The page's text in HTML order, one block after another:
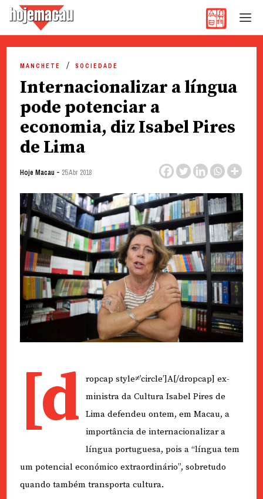
content
MANCHETE SOCIEDADE
Internacionalizar a língua
pode potenciar a
economia, diz Isabel Pires
de Lima
Hoje Macau - 25 Abr 2018
[d
ropcap style≠’circle’]A[/dropcap] ex-
ministra da Cultura Isabel Pires de
Lima defendeu ontem, em Macau, a
importância de internacionalizar a
língua portuguesa, pois a “língua tem
um potencial económico extraordinário”, sobretudo
quando também transporta cultura.